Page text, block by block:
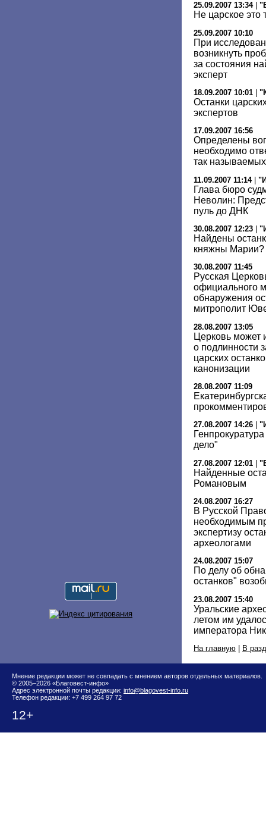
25.09.2007 13:34|
Не царское это
25.09.2007 10:10
При
возникнуть
за состояния
эксперт
18.09.2007 10:01
Останки
экспертов
17.09.2007 16:56
Определены
необходимо
так
11.09.2007 11:14|
Глава бюро
Неволин:
пуль до ДНК
30.08.2007 12:23
Найдены
княжны Марии?
30.08.2007 11:45
Русская
официального
обнаружения
митрополит
28.08.2007 13:05
Церковь может
о подлинности
царских
канонизации
28.08.2007 11:09
27.08.2007 14:26
дело"
27.08.2007 12:01 |
Найденные
Романовым
24.08.2007 16:27
В Русской
необходимым
экспертизу
археологами
24.08.2007 15:07
По делу об
останков"
23.08.2007 15:40
Уральские
летом им
императора
На главную В
Мнение редакции может не совпадать с мнением авторов отдельных материалов.
© 2005–2026 «Благовест-инфо»
Адрес электронной почты редакции: info@blagovest-info.ru
Телефон редакции: +7 499 264 97 72
12+